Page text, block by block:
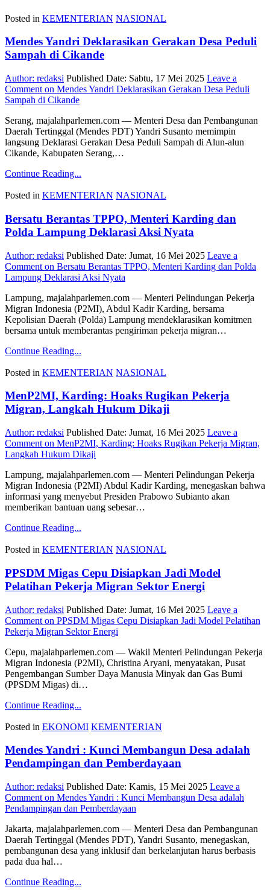
Posted in KEMENTERIAN NASIONAL
Mendes Yandri Deklarasikan Gerakan Desa Peduli
Sampah di Cikande
Author: redaksi Published Date: Sabtu, 17 Mei 2025 Leave a
Comment on Mendes Yandri Deklarasikan Gerakan Desa Peduli
Sampah di Cikande
Serang, majalahparlemen.com — Menteri Desa dan Pembangunan
Daerah Tertinggal (Mendes PDT) Yandri Susanto memimpin
langsung Deklarasi Gerakan Desa Peduli Sampah di Alun-alun
Cikande, Kabupaten Serang,…
Continue Reading...
Posted in KEMENTERIAN NASIONAL
Bersatu Berantas TPPO, Menteri Karding dan
Polda Lampung Deklarasi Aksi Nyata
Author: redaksi Published Date: Jumat, 16 Mei 2025 Leave a
Comment on Bersatu Berantas TPPO, Menteri Karding dan Polda
Lampung Deklarasi Aksi Nyata
Lampung, majalahparlemen.com — Menteri Pelindungan Pekerja
Migran Indonesia (P2MI), Abdul Kadir Karding, bersama
Kepolisian Daerah (Polda) Lampung mendeklarasikan komitmen
bersama untuk memberantas pengiriman pekerja migran…
Continue Reading...
Posted in KEMENTERIAN NASIONAL
MenP2MI, Karding: Hoaks Rugikan Pekerja
Migran, Langkah Hukum Dikaji
Author: redaksi Published Date: Jumat, 16 Mei 2025 Leave a
Comment on MenP2MI, Karding: Hoaks Rugikan Pekerja Migran,
Langkah Hukum Dikaji
Lampung, majalahparlemen.com — Menteri Pelindungan Pekerja
Migran Indonesia (P2MI) Abdul Kadir Karding, menegaskan bahwa
informasi yang menyebut Presiden Prabowo Subianto akan
memberikan bantuan uang sebesar…
Continue Reading...
Posted in KEMENTERIAN NASIONAL
PPSDM Migas Cepu Disiapkan Jadi Model
Pelatihan Pekerja Migran Sektor Energi
Author: redaksi Published Date: Jumat, 16 Mei 2025 Leave a
Comment on PPSDM Migas Cepu Disiapkan Jadi Model Pelatihan
Pekerja Migran Sektor Energi
Cepu, majalahparlemen.com — Wakil Menteri Pelindungan Pekerja
Migran Indonesia (P2MI), Christina Aryani, menyatakan, Pusat
Pengembangan Sumber Daya Manusia Minyak dan Gas Bumi
(PPSDM Migas) di…
Continue Reading...
Posted in EKONOMI KEMENTERIAN
Mendes Yandri : Kunci Membangun Desa adalah
Pendampingan dan Pemberdayaan
Author: redaksi Published Date: Kamis, 15 Mei 2025 Leave a
Comment on Mendes Yandri : Kunci Membangun Desa adalah
Pendampingan dan Pemberdayaan
Jakarta, majalahparlemen.com — Menteri Desa dan Pembangunan
Daerah Tertinggal (Mendes PDT), Yandri Susanto, menegaskan,
pembangunan desa yang inklusif dan berkelanjutan harus berbasis
pada dua hal…
Continue Reading...